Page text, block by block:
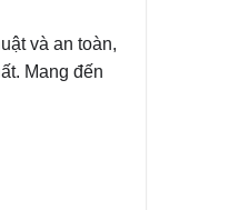
và an toàn,
Mang đến